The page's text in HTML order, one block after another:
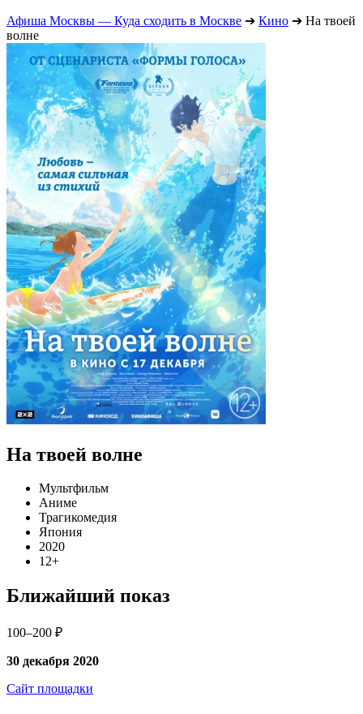
Афиша Москвы — Куда сходить в Москве ➔ Кино ➔ На твоей
волне
На твоей волне
Мультфильм
Аниме
Трагикомедия
Япония
2020
12+
Ближайший показ
100–200 ₽
30 декабря 2020
Сайт площадки